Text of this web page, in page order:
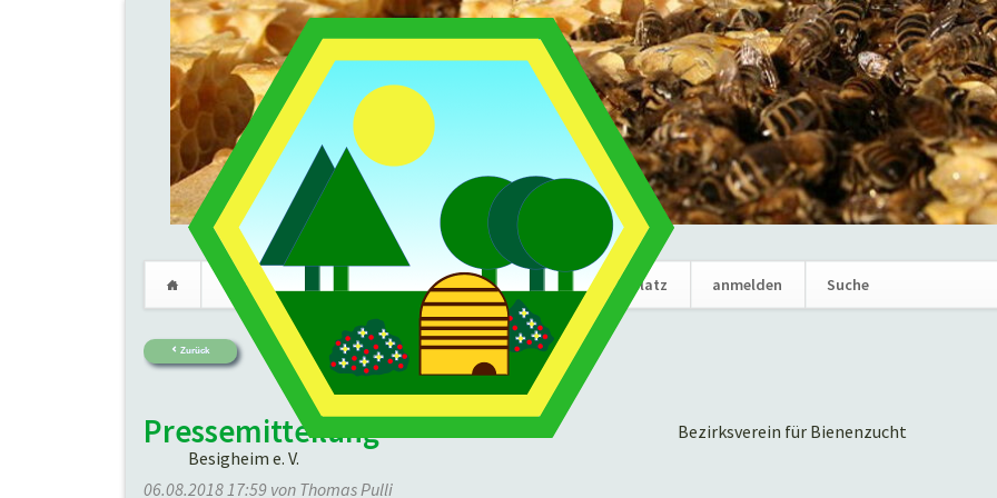
Bezirksverein für Bienenzucht
Besigheim e. V.
Verein Termine Marktplatz anmelden Suche
überspringen
Zurück
Pressemitteilung
06.08.2018 17:59 von Thomas Pulli